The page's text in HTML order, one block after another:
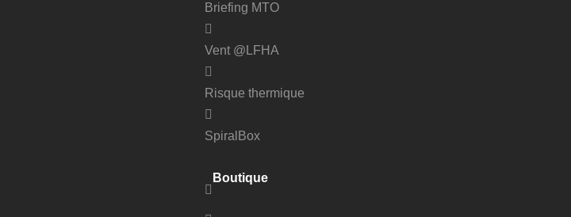
Briefing MTO
Vent @LFHA
Risque thermique
SpiralBox
Boutique